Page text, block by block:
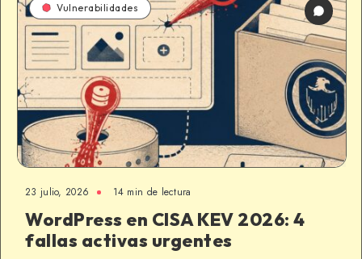
Vulnerabilidades
23 julio, 2026 14 min de lectura
WordPress en CISA KEV 2026: 4
fallas activas urgentes